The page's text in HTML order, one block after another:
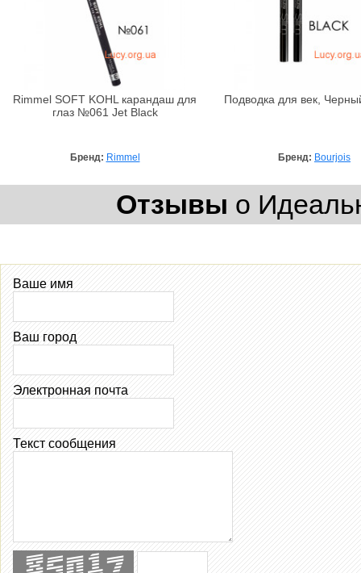
Rimmel SOFT KOHL карандаш для
глаз №061 Jet Black
Бренд: Rimmel
Подводка для век,
Бренд: Bourjois
Отзывы о
Ваше имя
Ваш город
Электронная почта
Текст сообщения